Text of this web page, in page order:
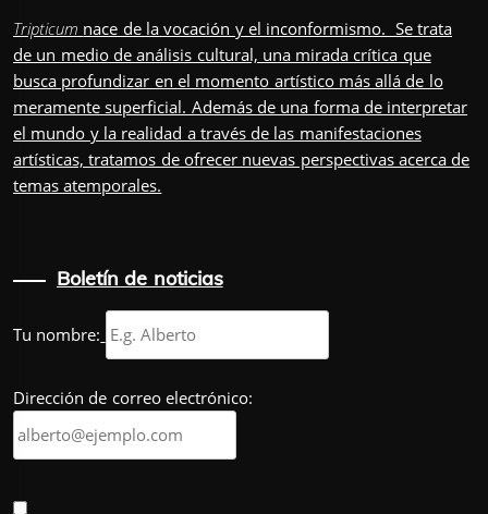
Tripticum nace de la vocación y el inconformismo. Se trata
de un medio de análisis cultural, una mirada crítica que
busca profundizar en el momento artístico más allá de lo
meramente superficial. Además de una forma de interpretar
el mundo y la realidad a través de las manifestaciones
artísticas, tratamos de ofrecer nuevas perspectivas acerca de
temas atemporales.
Boletín de noticias
Tu nombre:
Dirección de correo electrónico: